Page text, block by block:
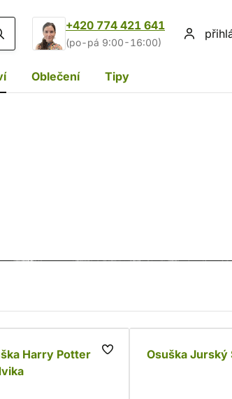
+420 774 421 641
(po-pá 9:00-16:00)
Oblečení Tipy
Harry Potter -
Osuška Jurský